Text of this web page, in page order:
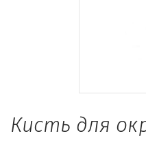
Кисть для